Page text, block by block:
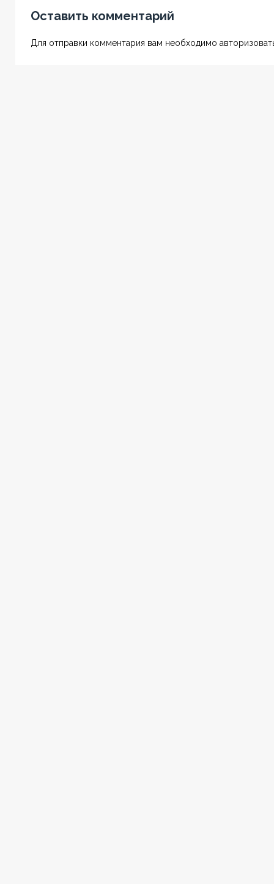
Оставить комментарий
Для отправки комментария вам необходимо